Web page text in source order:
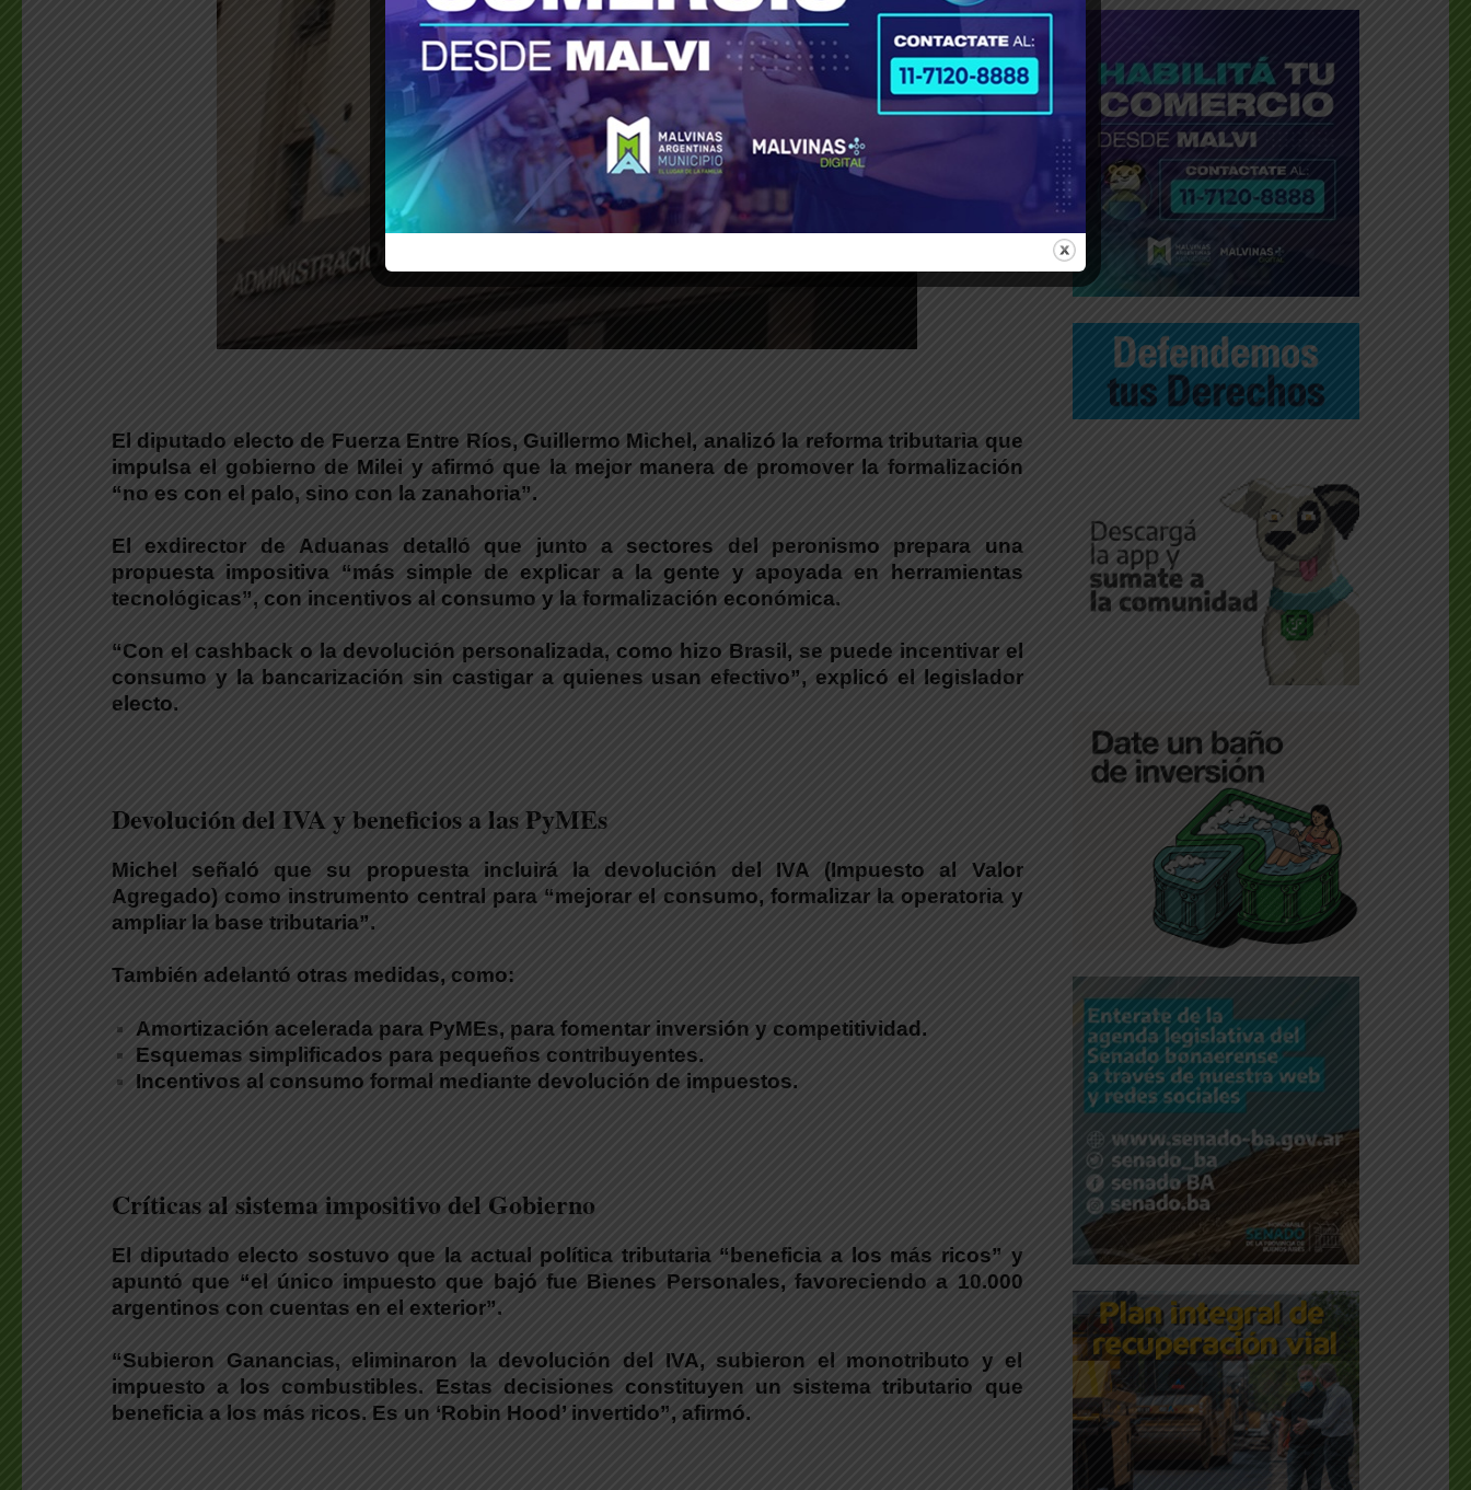
El diputado electo de Fuerza Entre Ríos, Guillermo Michel, analizó la reforma tributaria que
impulsa el gobierno de Milei y afirmó que
la mejor manera de promover la formalización
“no es con el palo, sino con la zanahoria”.
El exdirector de Aduanas detalló que junto a sectores del peronismo prepara una
propuesta impositiva “más simple de explicar a la gente y apoyada en herramientas
tecnológicas”, con incentivos al consumo y la formalización económica.
“Con el cashback o la devolución personalizada, como hizo Brasil, se puede incentivar el
consumo y la bancarización sin castigar a quienes usan efectivo”, explicó el legislador
electo.
Devolución del IVA y beneficios a las PyMEs
Michel señaló que su propuesta incluirá la devolución del IVA (Impuesto al Valor
Agregado) como instrumento central para “mejorar el consumo, formalizar la operatoria y
ampliar la base tributaria”.
También adelantó otras medidas, como:
Amortización acelerada para PyMEs, para fomentar inversión y competitividad.
Esquemas simplificados para pequeños contribuyentes.
Incentivos al consumo formal mediante devolución de impuestos.
Críticas al sistema impositivo del Gobierno
El diputado electo sostuvo que la actual política tributaria “beneficia a los más ricos” y
apuntó que “el único impuesto que bajó fue Bienes Personales, favoreciendo a 10.000
argentinos con cuentas en el exterior”.
“Subieron Ganancias, eliminaron la devolución del IVA, subieron el monotributo y el
impuesto a los combustibles. Estas decisiones constituyen un sistema tributario que
beneficia a los más ricos. Es un ‘Robin Hood’ invertido”, afirmó.